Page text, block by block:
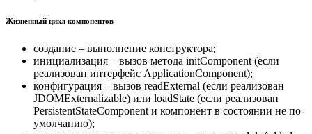
Жизненный цикл компонентов
создание – выполнение конструктора;
инициализация – вызов метода initComponent (если
реализован интерфейс ApplicationComponent);
конфигурация – вызов readExternal (если реализован
JDOMExternalizable) или loadState (если реализован
PersistentStateComponent и компонент в состоянии не по-
умолчанию);